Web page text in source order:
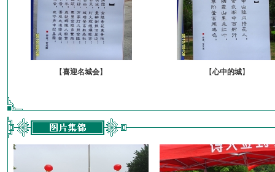
【喜迎名城会】 【心中的城】